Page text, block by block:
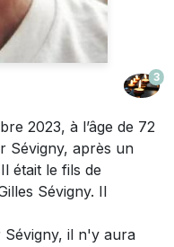
3
2023, à l’âge de 72
Sévigny, après un
était le fils de
Sévigny. Il
Sévigny, il n'y aura